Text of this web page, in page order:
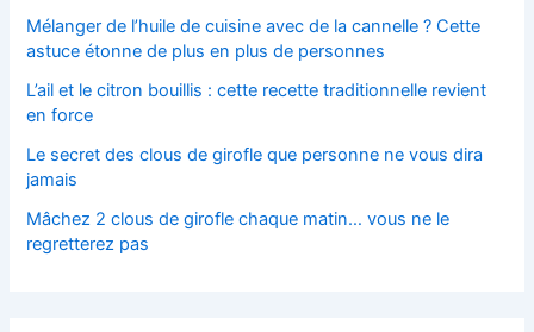
Mélanger de l’huile de cuisine avec de la cannelle ? Cette
astuce étonne de plus en plus de personnes
L’ail et le citron bouillis : cette recette traditionnelle revient
en force
Le secret des clous de girofle que personne ne vous dira
jamais
Mâchez 2 clous de girofle chaque matin… vous ne le
regretterez pas